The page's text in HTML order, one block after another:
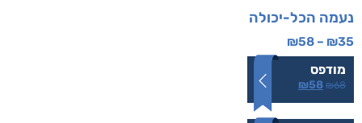
נעמה הכל-יכולה
₪35
–
₪58
מודפס
₪68
₪58